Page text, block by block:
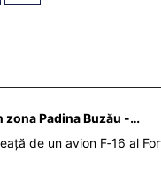
zona Padina Buzău -…
de un avion F‑16 al